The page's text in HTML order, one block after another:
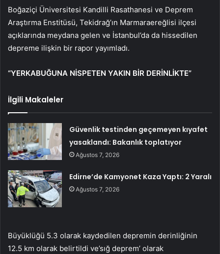
Boğaziçi Üniversitesi Kandilli Rasathanesi ve Deprem
Araştırma Enstitüsü, Tekidrağ’ın Marmaraereğlisi ilçesi
açıklarında meydana gelen ve İstanbul’da da hissedilen
depreme ilişkin bir rapor yayımladı.
“YERKABUĞUNA NİSPETEN YAKIN BİR DERİNLİKTE”
İlgili Makaleler
Güvenlik testinden geçemeyen kıyafet
yasaklandı: Bakanlık toplatıyor
Ağustos 7, 2026
Edirne’de Kamyonet Kaza Yaptı: 2 Yaralı
Ağustos 7, 2026
Büyüklüğü 5.3 olarak kaydedilen depremin derinliğinin
12.5 km olarak belirtildi ve’sığ deprem’ olarak